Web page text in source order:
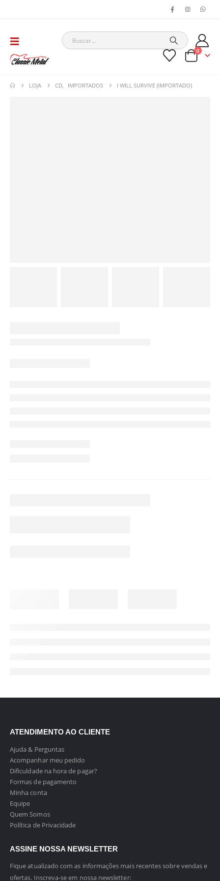
0
LOJA CD IMPORTADOS I WILL SURVIVE (IMPORTADO)
ATENDIMENTO AO CLIENTE
Ajuda & Perguntas
Acompanhar meu pedido
Dificuldade na hora de pagar?
Formas de pagamento
Minha conta
Equipe
Quem Somos
Política de Privacidade
ASSINE NOSSA NEWSLETTER
Fique atualizado com as informações mais recentes sobre vendas e
ofertas. Inscreva-se em nossa newsletter: